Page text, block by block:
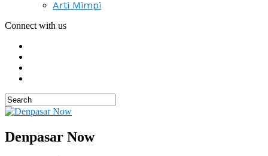
Arti Mimpi
Connect with us
Denpasar Now